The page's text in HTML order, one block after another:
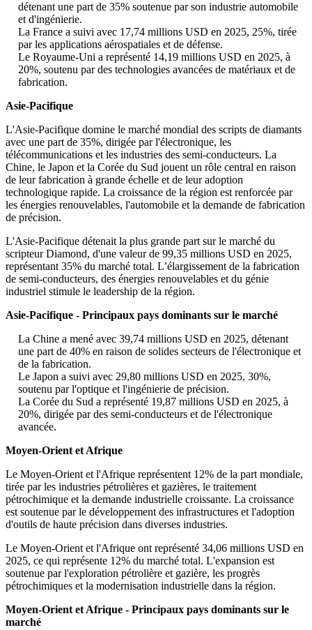
détenant une part de 35% soutenue par son industrie automobile
et d'ingénierie.
La France a suivi avec 17,74 millions USD en 2025, 25%, tirée
par les applications aérospatiales et de défense.
Le Royaume-Uni a représenté 14,19 millions USD en 2025, à
20%, soutenu par des technologies avancées de matériaux et de
fabrication.
Asie-Pacifique
L'Asie-Pacifique domine le marché mondial des scripts de diamants
avec une part de 35%, dirigée par l'électronique, les
télécommunications et les industries des semi-conducteurs. La
Chine, le Japon et la Corée du Sud jouent un rôle central en raison
de leur fabrication à grande échelle et de leur adoption
technologique rapide. La croissance de la région est renforcée par
les énergies renouvelables, l'automobile et la demande de fabrication
de précision.
L'Asie-Pacifique détenait la plus grande part sur le marché du
scripteur Diamond, d'une valeur de 99,35 millions USD en 2025,
représentant 35% du marché total. L’élargissement de la fabrication
de semi-conducteurs, des énergies renouvelables et du génie
industriel stimule le leadership de la région.
Asie-Pacifique - Principaux pays dominants sur le marché
La Chine a mené avec 39,74 millions USD en 2025, détenant
une part de 40% en raison de solides secteurs de l'électronique et
de la fabrication.
Le Japon a suivi avec 29,80 millions USD en 2025, 30%,
soutenu par l'optique et l'ingénierie de précision.
La Corée du Sud a représenté 19,87 millions USD en 2025, à
20%, dirigée par des semi-conducteurs et de l'électronique
avancée.
Moyen-Orient et Afrique
Le Moyen-Orient et l'Afrique représentent 12% de la part mondiale,
tirée par les industries pétrolières et gazières, le traitement
pétrochimique et la demande industrielle croissante. La croissance
est soutenue par le développement des infrastructures et l'adoption
d'outils de haute précision dans diverses industries.
Le Moyen-Orient et l'Afrique ont représenté 34,06 millions USD en
2025, ce qui représente 12% du marché total. L'expansion est
soutenue par l'exploration pétrolière et gazière, les progrès
pétrochimiques et la modernisation industrielle dans la région.
Moyen-Orient et Afrique - Principaux pays dominants sur le
marché